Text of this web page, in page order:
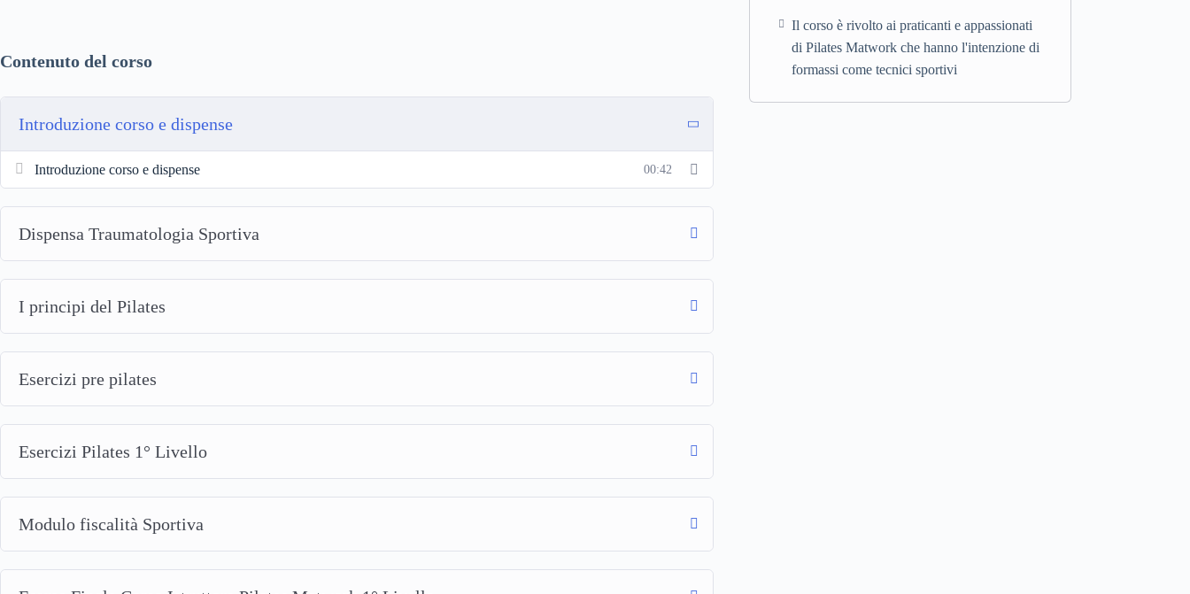
Contenuto del corso
Introduzione corso e dispense
Introduzione corso e dispense 00:42
Dispensa Traumatologia Sportiva
I principi del Pilates
Esercizi pre pilates
Esercizi Pilates 1° Livello
Modulo fiscalità Sportiva
Il corso è rivolto ai praticanti e appassionati
di Pilates Matwork che hanno l'intenzione di
formassi come tecnici sportivi